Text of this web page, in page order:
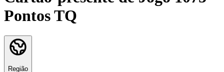
Pontos TQ
Região